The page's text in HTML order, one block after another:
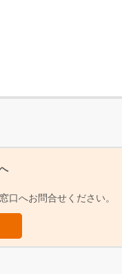
口へお問合せください。